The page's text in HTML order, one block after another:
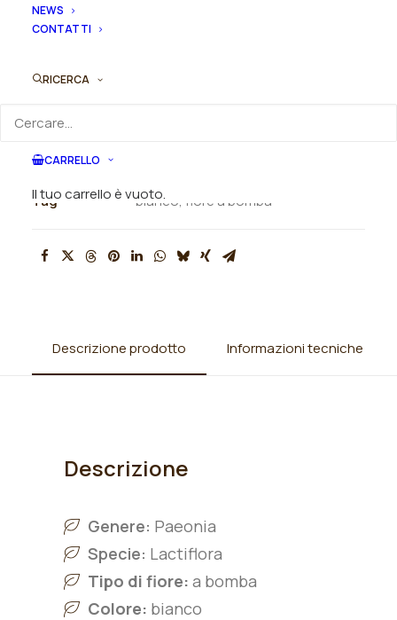
NEWS
CONTATTI
RICERCA
CARRELLO
Il tuo carrello è vuoto.
SKU
Tag
bianco, fiore a bomba
Descrizione prodotto Informazioni tecniche
Descrizione
Genere: Paeonia
Specie: Lactiflora
Tipo di fiore: a bomba
Colore: bianco